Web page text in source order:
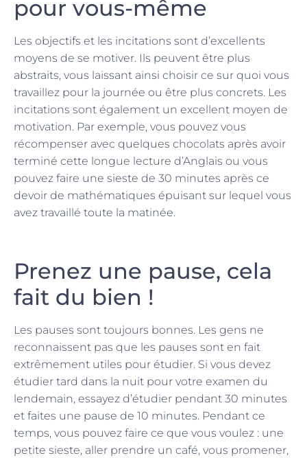
pour vous-même
Les objectifs et les incitations sont d’excellents
moyens de se motiver. Ils peuvent être plus
abstraits, vous laissant ainsi choisir ce sur quoi vous
travaillez pour la journée ou être plus concrets. Les
incitations sont également un excellent moyen de
motivation. Par exemple, vous pouvez vous
récompenser avec quelques chocolats après avoir
terminé cette longue lecture d’Anglais ou vous
pouvez faire une sieste de 30 minutes après ce
devoir de mathématiques épuisant sur lequel vous
avez travaillé toute la matinée.
Prenez une pause, cela
fait du bien !
Les pauses sont toujours bonnes. Les gens ne
reconnaissent pas que les pauses sont en fait
extrêmement utiles pour étudier. Si vous devez
étudier tard dans la nuit pour votre examen du
lendemain, essayez d’étudier pendant 30 minutes
et faites une pause de 10 minutes. Pendant ce
temps, vous pouvez faire ce que vous voulez : une
petite sieste, aller prendre un café, vous promener,